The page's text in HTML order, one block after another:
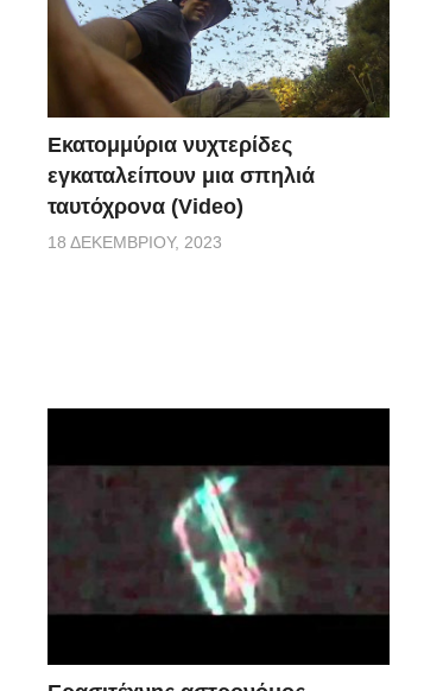
Εκατομμύρια νυχτερίδες
εγκαταλείπουν μια σπηλιά
ταυτόχρονα (Video)
18 ΔΕΚΕΜΒΡΊΟΥ, 2023